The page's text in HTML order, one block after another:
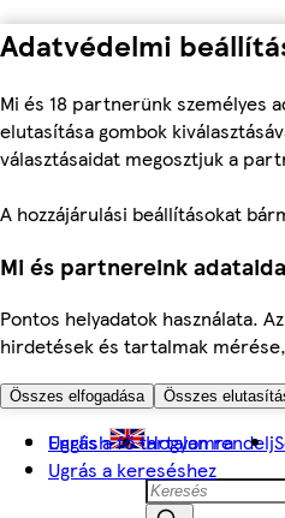
Adatvédelmi
Mi és 18 partnerünk személyes
elutasítása gombok
választásaidat megosztjuk a
A hozzájárulási beállításokat
Mi és partnereink
Pontos helyadatok használata.
hirdetések és tartalmak
Összes elfogadása Összes
Ugrás a fő tartalomra
Ugrás a kereséshez
English Hogyan rendelj